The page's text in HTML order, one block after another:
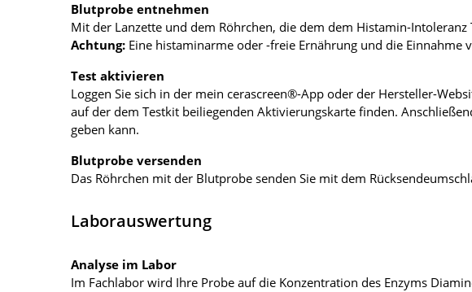
Blutprobe entnehmen
Mit der Lanzette und dem Röhrchen, die dem dem Histamin-
Achtung: Eine histaminarme oder -freie Ernährung und die
Test aktivieren
Loggen Sie sich in der mein cerascreen®-App oder der Hersteller-
auf der dem Testkit beiliegenden Aktivierungskarte finden.
geben kann.
Blutprobe versenden
Das Röhrchen mit der Blutprobe senden Sie mit dem
Laborauswertung
Analyse im Labor
Im Fachlabor wird Ihre Probe auf die Konzentration des Enzyms